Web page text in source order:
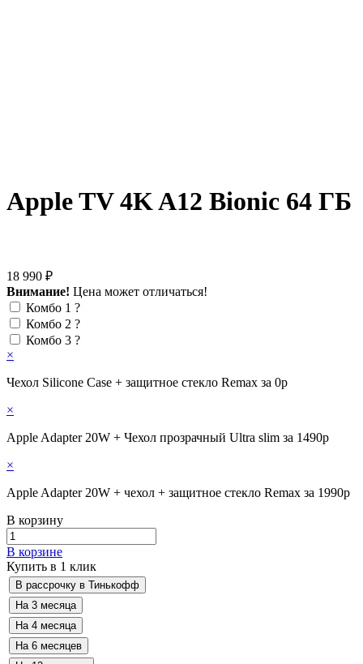
Apple TV 4K A12 Bionic 64 ГБ
18 990 ₽
Внимание! Цена может отличаться!
Комбо 1 ?
Комбо 2 ?
Комбо 3 ?
×
Чехол Silicone Case + защитное стекло Remax за 0р
×
Apple Adapter 20W + Чехол прозрачный Ultra slim за 1490р
×
Apple Adapter 20W + чехол + защитное стекло Remax за 1990р
В корзину
В корзине
Купить в 1 клик